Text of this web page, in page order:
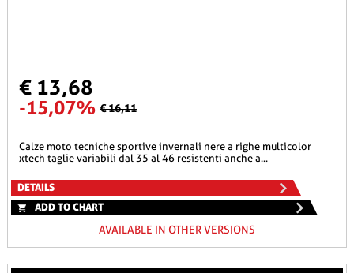
€ 13,68
-15,07% € 16,11
calze moto tecniche sportive invernali nere a righe multicolor
xtech taglie variabili dal 35 al 46 resistenti anche a...
DETAILS
ADD TO CHART
AVAILABLE IN OTHER VERSIONS